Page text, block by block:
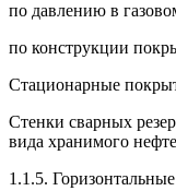
по давлению в
по конструкции
Стационарные
Стенки сварных
вида хранимого
1.1.5.